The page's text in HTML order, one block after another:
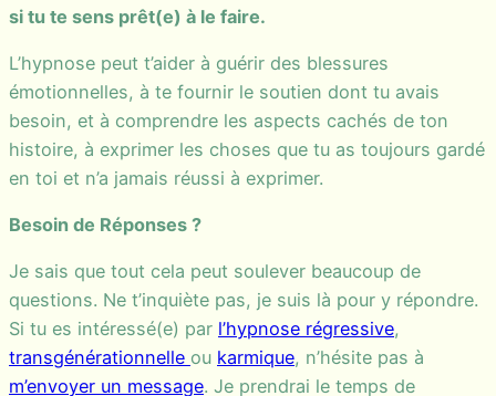
si tu te sens prêt(e) à le faire.
L’hypnose peut t’aider à guérir des blessures
émotionnelles, à te fournir le soutien dont tu avais
besoin, et à comprendre les aspects cachés de ton
histoire, à exprimer les choses que tu as toujours gardé
en toi et n’a jamais réussi à exprimer.
Besoin de Réponses ?
Je sais que tout cela peut soulever beaucoup de
questions. Ne t’inquiète pas, je suis là pour y répondre.
Si tu es intéressé(e) par l’hypnose régressive,
transgénérationnelle ou karmique, n’hésite pas à
m’envoyer un message. Je prendrai le temps de